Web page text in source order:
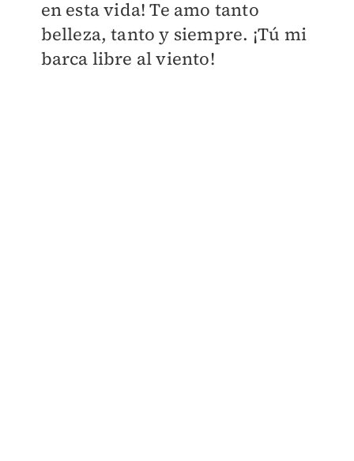
en esta vida!Te amo tanto
belleza, tanto y siempre. ¡Tú mi
barca libre al viento!